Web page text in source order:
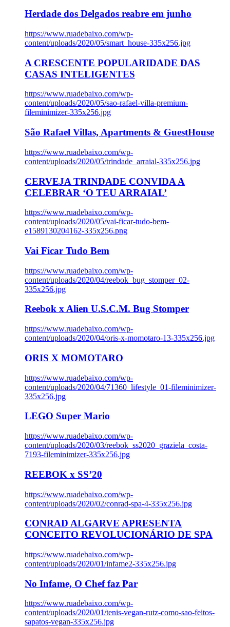
Herdade dos Delgados reabre em junho
https://www.ruadebaixo.com/wp-
content/uploads/2020/05/smart_house-335x256.jpg
A CRESCENTE POPULARIDADE DAS
CASAS INTELIGENTES
https://www.ruadebaixo.com/wp-
content/uploads/2020/05/sao-rafael-villa-premium-
fileminimizer-335x256.jpg
São Rafael Villas, Apartments & GuestHouse
https://www.ruadebaixo.com/wp-
content/uploads/2020/05/trindade_arraial-335x256.jpg
CERVEJA TRINDADE CONVIDA A
CELEBRAR ‘O TEU ARRAIAL’
https://www.ruadebaixo.com/wp-
content/uploads/2020/05/vai-ficar-tudo-bem-
e1589130204162-335x256.png
Vai Ficar Tudo Bem
https://www.ruadebaixo.com/wp-
content/uploads/2020/04/reebok_bug_stomper_02-
335x256.jpg
Reebok x Alien U.S.C.M. Bug Stomper
https://www.ruadebaixo.com/wp-
content/uploads/2020/04/oris-x-momotaro-13-335x256.jpg
ORIS X MOMOTARO
https://www.ruadebaixo.com/wp-
content/uploads/2020/04/71360_lifestyle_01-fileminimizer-
335x256.jpg
LEGO Super Mario
https://www.ruadebaixo.com/wp-
content/uploads/2020/03/reebok_ss2020_graziela_costa-
7193-fileminimizer-335x256.jpg
REEBOK x SS’20
https://www.ruadebaixo.com/wp-
content/uploads/2020/02/conrad-spa-4-335x256.jpg
CONRAD ALGARVE APRESENTA
CONCEITO REVOLUCIONÁRIO DE SPA
https://www.ruadebaixo.com/wp-
content/uploads/2020/01/infame2-335x256.jpg
No Infame, O Chef faz Par
https://www.ruadebaixo.com/wp-
content/uploads/2020/01/tenis-vegan-rutz-como-sao-feitos-
sapatos-vegan-335x256.jpg